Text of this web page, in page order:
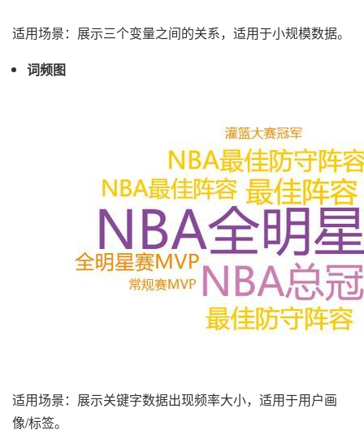
适用场景：展示三个变量之间的关系，适用于小规模数据。
词频图
适用场景：展示关键字数据出现频率大小，适用于用户画
像/标签。